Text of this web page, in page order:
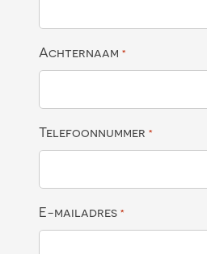
Achternaam *
Telefoonnummer *
E-mailadres *